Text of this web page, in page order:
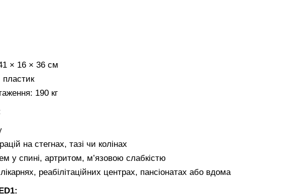
× 16 × 36 см
пластик
190 кг
на стегнах, тазі чи колінах
у спині, артритом, м’язовою слабкістю
реабілітаційних центрах, пансіонатах або вдома